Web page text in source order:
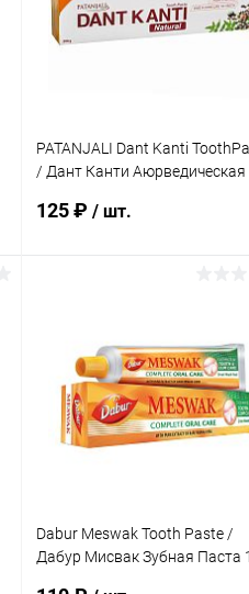
PATANJALI Dant Kanti
/ Дант Канти Аюрведическая
125 ₽ / шт.
Купить в 1 клик
В избранное Под
Dabur Meswak Tooth Paste /
Дабур Мисвак Зубная Паста